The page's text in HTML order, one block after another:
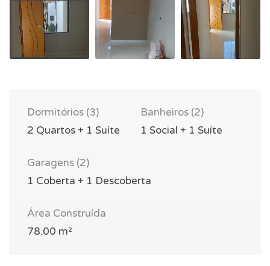
Dormitórios (3)
2 Quartos + 1 Suíte
Banheiros (2)
1 Social + 1 Suíte
Garagens (2)
1 Coberta + 1 Descoberta
Área Construída
78.00 m²